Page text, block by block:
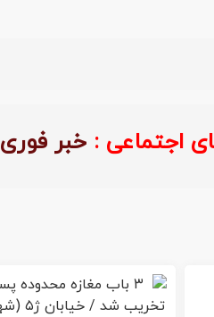
اجتماعی : خبر فوری